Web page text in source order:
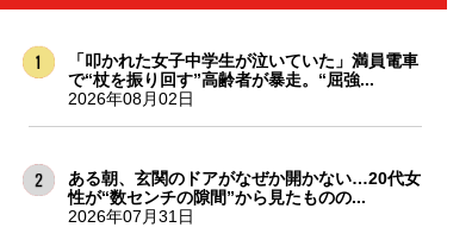
「叩かれた女子中学生が泣いていた」満員電車
で“杖を振り回す”高齢者が暴走。“屈強...
2026年08月02日
ある朝、玄関のドアがなぜか開かない…20代女
性が“数センチの隙間”から見たものの...
2026年07月31日